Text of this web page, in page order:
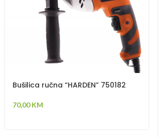
Bušilica ručna “HARDEN” 750182
70,00KM